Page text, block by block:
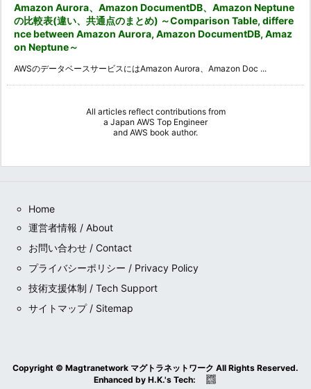
Amazon Aurora、Amazon DocumentDB、Amazon Neptune
の比較表(違い、共通点のまとめ) ～Comparison Table, differe
nce between Amazon Aurora, Amazon DocumentDB, Amaz
on Neptune～
AWSのデータベースサービスにはAmazon Aurora、Amazon Doc ...
All articles reflect contributions from
a Japan AWS Top Engineer
and AWS book author.
Home
運営者情報 / About
お問い合わせ / Contact
プライバシーポリシー / Privacy Policy
技術支援体制 / Tech Support
サイトマップ / Sitemap
Copyright © Magtranetwork マグトラネットワーク All Rights Reserved.
Enhanced by H.K.'s Tech: